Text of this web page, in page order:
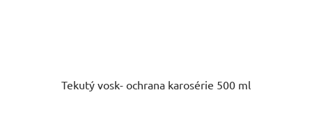
Tekutý vosk- ochrana karosérie 500 ml